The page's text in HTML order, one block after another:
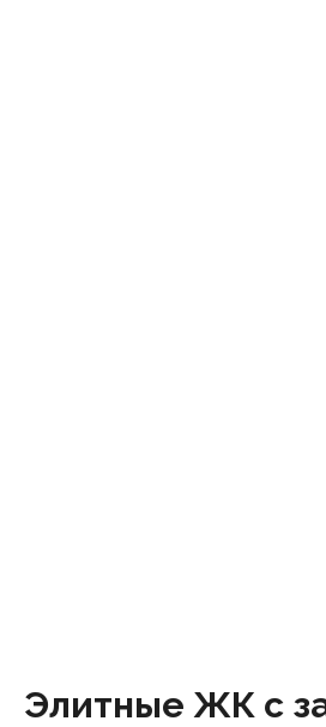
Элитные ЖК с